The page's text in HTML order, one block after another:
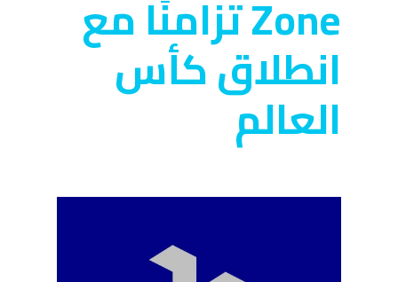
Zone تزامنًا مع
انطلاق كأس
العالم